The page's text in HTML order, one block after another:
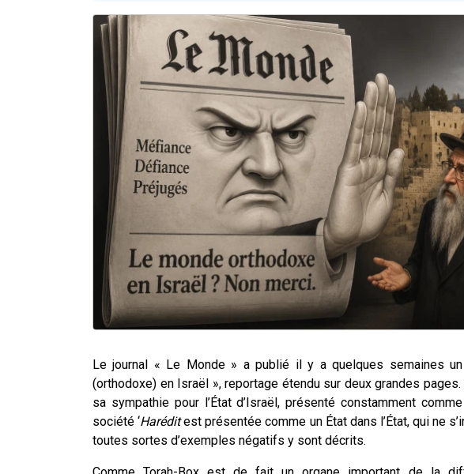
Le journal « Le Monde » a publié il y a quelques semaines
(orthodoxe) en Israël », reportage étendu sur deux grandes
sa sympathie pour l’État d’Israël, présenté constamment
société ‘Haréditest présentée comme un État dans l’État, qui ne
toutes sortes d’exemples négatifs y sont décrits.